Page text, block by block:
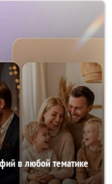
в любой тематике